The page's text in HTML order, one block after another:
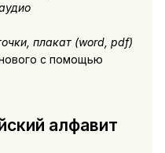
плакат (word, pdf)
с помощью
алфавит